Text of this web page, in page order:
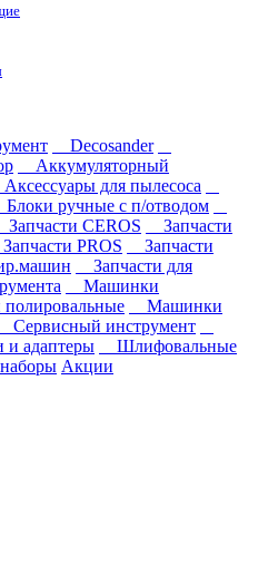
Decosander
Аккумуляторный
Аксессуары для пылесоса
Блоки ручные с п/отводом
Запчасти CEROS
Запчасти
Запчасти PROS
Запчасти
Запчасти для
Машинки
Машинки
Сервисный инструмент
адаптеры
Шлифовальные
Акции